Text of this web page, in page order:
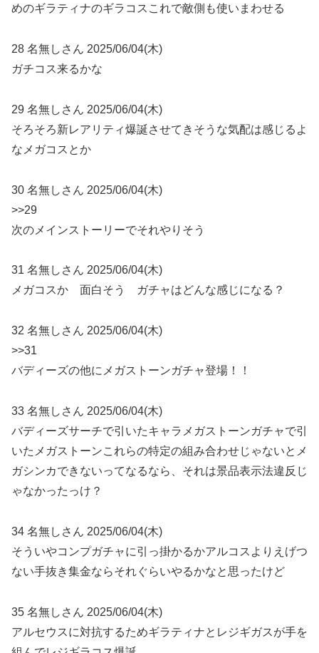
めのギラティナのギラコスこれで敵側も使いまわせる
28 名無しさん 2025/06/04(木)
ガチコス来るかな
29 名無しさん 2025/06/04(木)
そろそろ新レアリティ爆誕させてきそうな気配は感じるよ
なメガコスとか
30 名無しさん 2025/06/04(木)
>>29
次のメインストーリーでそれやりそう
31 名無しさん 2025/06/04(木)
メガコスか 面白そう ガチャはどんな感じになる？
32 名無しさん 2025/06/04(木)
>>31
バディーズの他にメガストーンガチャ登場！！
33 名無しさん 2025/06/04(木)
バディーズサーチで引いたキャラメガストーンガチャで引
いたメガストーンこれらの特定の組み合わせじゃないとメ
ガシンカできないってなるなら、それは景品表示法違反じ
ゃなかったっけ？
34 名無しさん 2025/06/04(木)
そういやコンプガチャに引っ掛かるかアルコスよりえげつ
ない手抜き集金ならそれぐらいやるかなと思ったけど
35 名無しさん 2025/06/04(木)
アルセウスに対抗するためギラティナとレジギガスが手を